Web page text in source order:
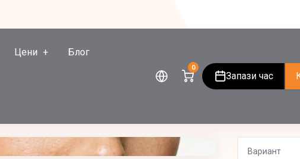
Цени Блог
0
Запази час
Вариант